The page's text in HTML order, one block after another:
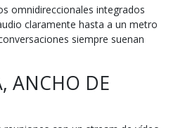
omnidireccionales integrados
claramente hasta a un metro
siempre suenan
ANCHO DE